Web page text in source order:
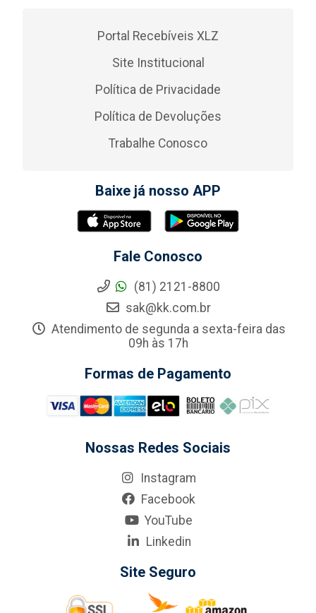
Portal Recebíveis XLZ
Site Institucional
Política de Privacidade
Política de Devoluções
Trabalhe Conosco
Baixe já nosso APP
Fale Conosco
(81) 2121-8800
sak@kk.com.br
Atendimento de segunda a sexta-feira das
09h às 17h
Formas de Pagamento
Nossas Redes Sociais
Instagram
Facebook
YouTube
Linkedin
Site Seguro